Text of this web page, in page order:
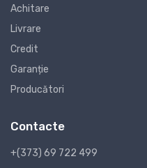
Achitare
Livrare
Credit
Garanție
Producători
Contacte
+(373) 69 722 499